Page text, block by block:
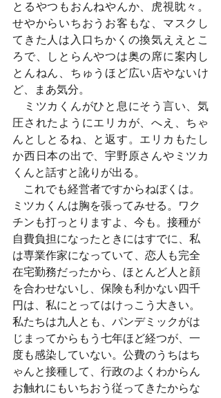
とるやつもおんねやんか、虎視眈々。
せやからいちおうお客もな、マスクし
てきた人は入口ちかくの換気ええとこ
ろで、しとらんやつは奥の席に案内し
とんねん、ちゅうほど広い店やないけ
ど、まあ気分。
ミツカくんがひと息にそう言い、気
圧されたようにエリカが、へえ、ちゃ
んとしとるね、と返す。エリカもたし
か西日本の出で、宇野原さんやミツカ
くんと話すと訛りが出る。
これでも経営者ですからねぼくは。
ミツカくんは胸を張ってみせる。ワク
チンも打っとりますよ、今も。接種が
自費負担になったときにはすでに、私
は専業作家になっていて、恋人も完全
在宅勤務だったから、ほとんど人と顔
を合わせないし、保険も利かない四千
円は、私にとってはけっこう大きい。
私たちは九人とも、パンデミックがは
じまってからもう七年ほど経つが、一
度も感染していない。公費のうちはち
ゃんと接種して、行政のよくわからん
お触れにもいちおう従ってきたからな